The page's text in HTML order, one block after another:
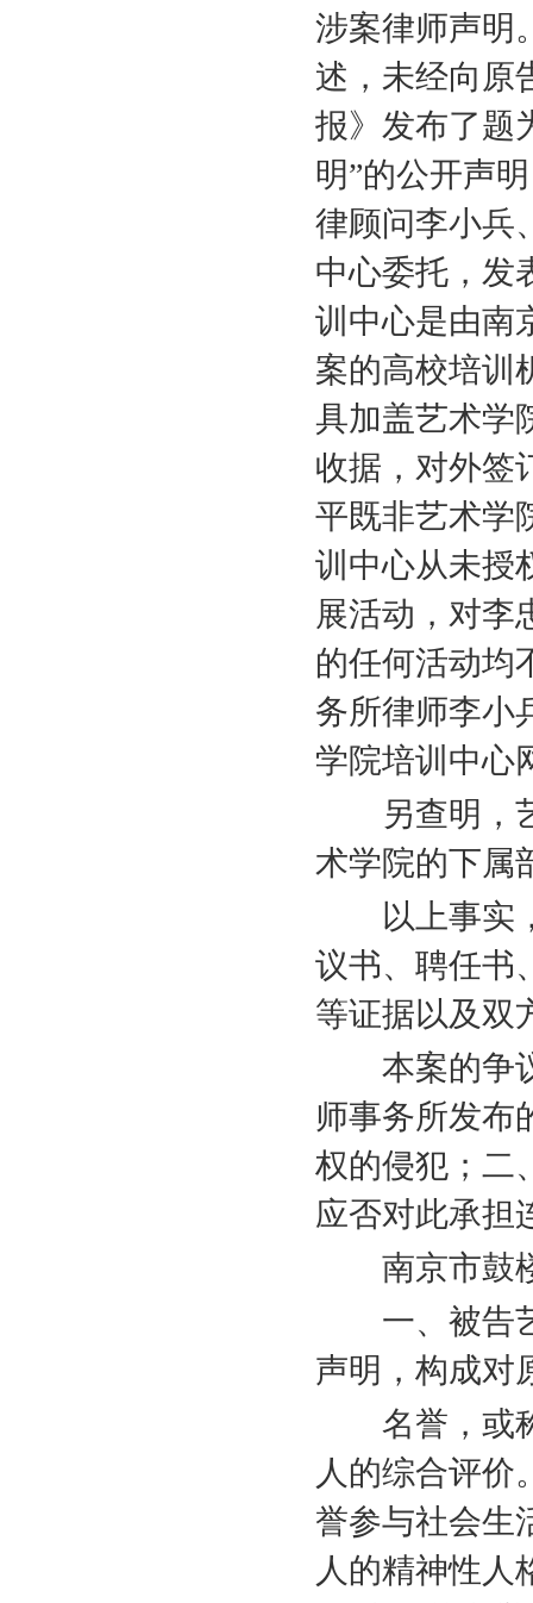
涉案律师声明
述，未经向原
报》发布了题
明”的公开声
律顾问李小兵
中心委托，发
训中心是由南
案的高校培训
具加盖艺术学
收据，对外签
平既非艺术学
训中心从未授
展活动，对李
的任何活动均
务所律师李小
学院培训中心
另查明，艺
术学院的下属
以上事实，
议书、聘任书
等证据以及双
本案的争议
师事务所发布
权的侵犯；二
应否对此承担
南京市鼓楼
一、被告艺
声明，构成对
名誉，或称
人的综合评价
誉参与社会生
人的精神性人